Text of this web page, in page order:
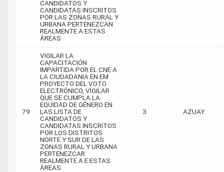
CANDIDATOS Y
CANDIDATAS INSCRITOS
POR LAS ZONAS RURAL Y
URBANA PERTENEZCAN
REALMENTE A ESTAS
ÁREAS
79
VIGILAR LA
CAPACITACIÓN
IMPARTIDA POR EL CNE A
LA CIUDADANIA EN EM
PROYECTO DEL VOTO
ELECTRÓNICO, VIGILAR
QUE SE CUMPLA LA
EQUIDAD DE GÉNERO EN
LAS LISTA DE
CANDIDATOS Y
CANDIDATAS INSCRITOS
POR LOS DISTRITOS
NORTE Y SUR DE LAS
ZONAS RURAL Y URBANA
PERTENEZCAR
REALMENTE A E ESTAS
ÁREAS
3 AZUAY